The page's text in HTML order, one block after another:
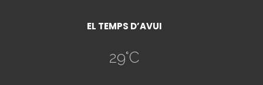
EL TEMPS D’AVUI
29°C